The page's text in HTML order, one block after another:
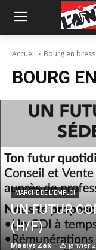
Accueil Bourg en
BOURG
MARCHÉ DE L’EMPLOI
UN FUTUR
(H/F)
Maëlys Zak - 29 janvier